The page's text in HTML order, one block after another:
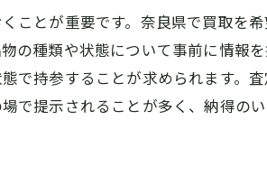
ことが重要です。奈良県で買取を
の種類や状態について事前に情報
で持参することが求められます。
で提示されることが多く、納得の